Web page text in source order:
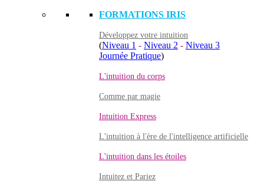
FORMATIONS IRIS
Développez votre intuition
(Niveau 1 - Niveau 2 - Niveau 3
Journée Pratique)
L'intuition du corps
Comme par magie
Intuition Express
L'intuition à l'ère de l'intelligence artificielle
L'intuition dans les étoiles
Intuitez et Pariez